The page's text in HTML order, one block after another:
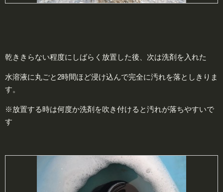
乾ききらない程度にしばらく放置した後、次は洗剤を入れた
水溶液に丸ごと2時間ほど浸け込んで完全に汚れを落としきりま
す。
※放置する時は何度か洗剤を吹き付けると汚れが落ちやすいで
す